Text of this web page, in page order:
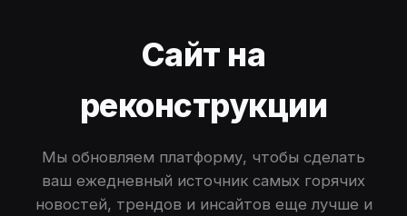
Сайт на
реконструкции
Мы обновляем платформу, чтобы сделать
ваш ежедневный источник самых горячих
новостей, трендов и инсайтов еще лучше и